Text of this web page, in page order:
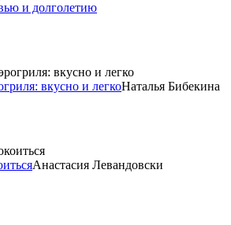
и долголетию
вкусно и легкоНаталья Бибекина
Анастасия Левандовски